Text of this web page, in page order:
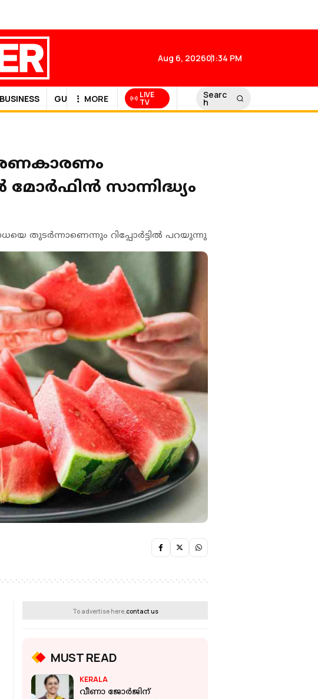
Aug 6, 202601:34 PM
BUSINESS GULF NEWS
MORE LIVE
TV
Searc
h
സാന്നിദ്ധ്യം
തുടര്‍ന്നാണെന്നും റിപ്പോര്‍ട്ടില്‍ പറയുന്നു
To advertise here, contact us
MUST READ
KERALA
വീണാ ജോർജിന്